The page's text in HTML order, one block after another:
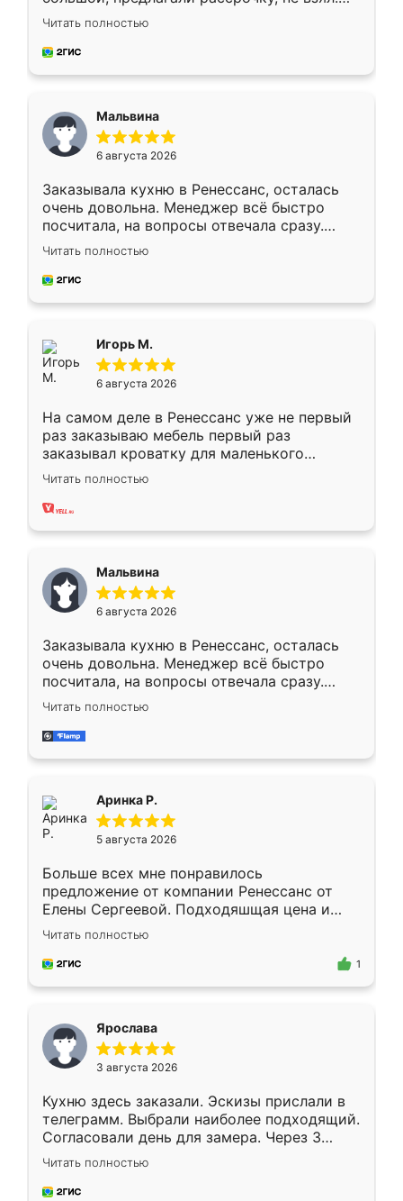
Ждал меньше месяца, сборщик с прямыми
руками. По цене вышло адекватно.
Рекомендую!
Читать полностью
Мальвина
6 августа 2026
Заказывала кухню в Ренессанс, осталась
очень довольна. Менеджер всё быстро
посчитала, на вопросы отвечала сразу.
Замерщик приехал в субботу, подошёл к
делу со всей ответственностью. Собрали
за день, ребята работали аккуратно, даже
Читать полностью
Игорь М.
6 августа 2026
На самом деле в Ренессанс уже не первый
раз заказываю мебель первый раз
заказывал кроватку для маленького
ребёнка при его рождении ,во второй раз
заказал шкаф-купе. По качеству очень
хорошее сборка достаточно быстрая,
меньше, здесь же он более разнообразный.
Мне нравится ,если что-то потребуется из
мебели буду заказывать только здесь.
Читать полностью
Мальвина
6 августа 2026
Заказывала кухню в Ренессанс, осталась
очень довольна. Менеджер всё быстро
посчитала, на вопросы отвечала сразу.
Замерщик приехал в субботу, подошёл к
делу со всей ответственностью. Собрали
за день, ребята работали аккуратно, даже
Читать полностью
Аринка Р.
5 августа 2026
Больше всех мне понравилось
предложение от компании Ренессанс от
Елены Сергеевой. Подходяшщая цена и
короткие сроки изготовления. Приехавший
для замера сотрудник Владислав
предложил по моему эскизу самый
Читать полностью
1
Ярослава
3 августа 2026
Кухню здесь заказали. Эскизы прислали в
телеграмм. Выбрали наиболее подходящий.
Согласовали день для замера. Через 3
недели кухня была уже готова. Остались
довольны работой. Спасибо Ренессанс
мебель за качественную работу!
Читать полностью